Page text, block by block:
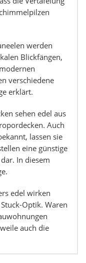
werden
Blickfängen,
verschiedene
erklärt.
sehen edel aus
Auch
lassen sie
eine günstige
In diesem
edel wirken
Optik. Waren
auch die